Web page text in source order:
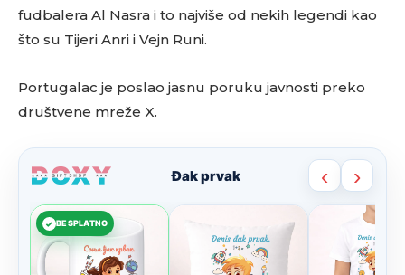
fudbalera Al Nasra i to najviše od nekih legendi kao
što su Tijeri Anri i Vejn Runi.
Portugalac je poslao jasnu poruku javnosti preko
društvene mreže X.